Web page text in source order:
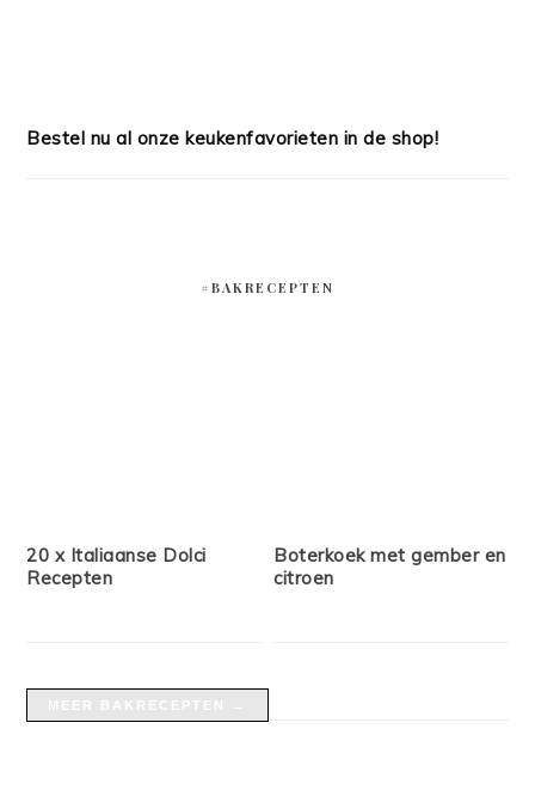
Bestel nu al onze keukenfavorieten in de shop!
#BAKRECEPTEN
20 x Italiaanse Dolci
Recepten
Boterkoek met gember en
citroen